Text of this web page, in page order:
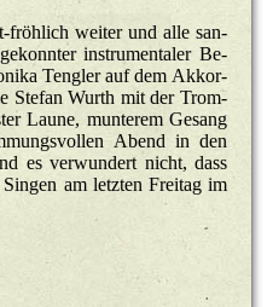
fröh­lich wei­ter und alle san­
in­stru­men­ta­ler Be­
Teng­ler auf dem Ak­kor­
Ste­fan Wurth mit der Trom­
Laune, mun­te­rem Ge­sang
Abend in den
es ver­wun­dert nicht, dass
am letz­ten Frei­tag im